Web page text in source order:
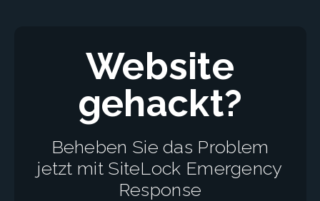
Website
gehackt?
Beheben Sie das Problem
jetzt mit SiteLock Emergency
Response